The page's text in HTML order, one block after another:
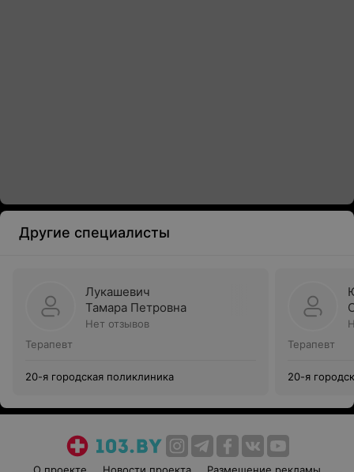
Другие специалисты
Лукашевич
Тамара Петровна
Нет отзывов
Терапевт
20-я городская поликлиника
Терапевт
20-я